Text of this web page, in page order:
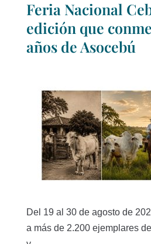
Feria Nacional
edición que
años de Asocebú
Del 19 al 30 de agosto de
a más de 2.200 ejemplares